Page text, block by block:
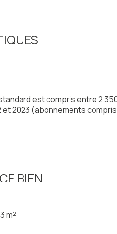
et équipée, un salon
beaucoup de charme.
est compris entre 2
et 2023 (abonnements
BIEN
m²